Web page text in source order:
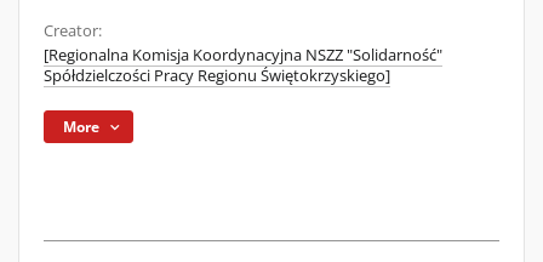
Creator:
[Regionalna Komisja Koordynacyjna NSZZ "Solidarność"
Spółdzielczości Pracy Regionu Świętokrzyskiego]
More